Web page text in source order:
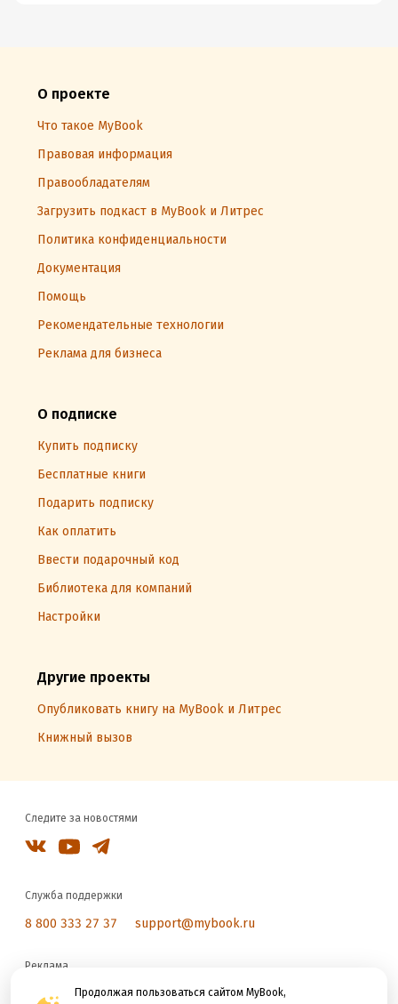
Продолжая пользоваться сайтом MyBook,
О проекте
Что такое MyBook
Правовая информация
Правообладателям
Загрузить подкаст в MyBook и Литрес
Политика конфиденциальности
Документация
Помощь
Рекомендательные технологии
Реклама для бизнеса
О подписке
Купить подписку
Бесплатные книги
Подарить подписку
Как оплатить
Ввести подарочный код
Библиотека для компаний
Настройки
Другие проекты
Опубликовать книгу на MyBook и Литрес
Книжный вызов
Следите за новостями
Служба поддержки
8 800 333 27 37 support@mybook.ru
Реклама
reklama@litres.ru